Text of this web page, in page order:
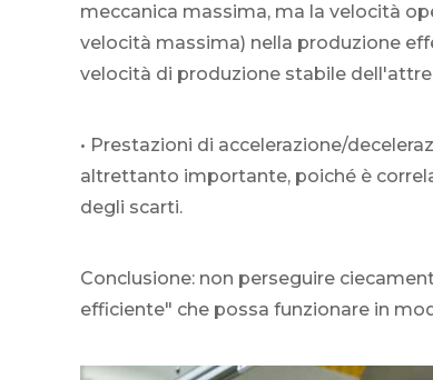
meccanica massima, ma la velocità
velocità massima) nella produzione
velocità di produzione stabile
• Prestazioni di accelerazione/
altrettanto importante, poiché è
degli scarti.
Conclusione: non perseguire
efficiente" che possa funzionare in